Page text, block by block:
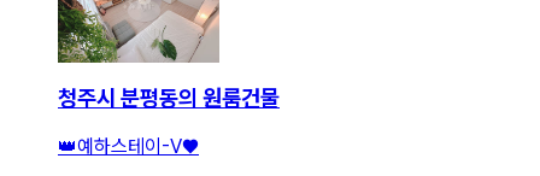
청주시 분평동의 원룸건물
👑예하스테이-V♥️